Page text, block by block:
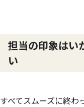
担当の印象はい
い
すべてスムーズに終わ